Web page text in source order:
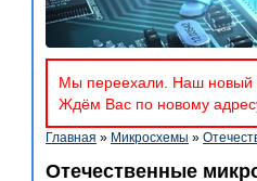
Мы переехали. Наш новый
Ждём Вас по новому
Главная » Микросхемы »
Отечественные